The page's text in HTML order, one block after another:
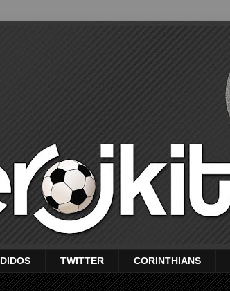
TWITTER CORINTHIANS